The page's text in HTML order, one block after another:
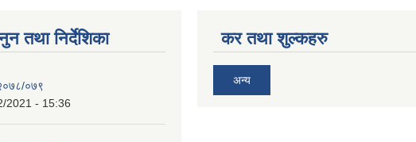
तथा निर्देशिका
०७९
2021 - 15:36
कर तथा शुल्कहरु
अन्य